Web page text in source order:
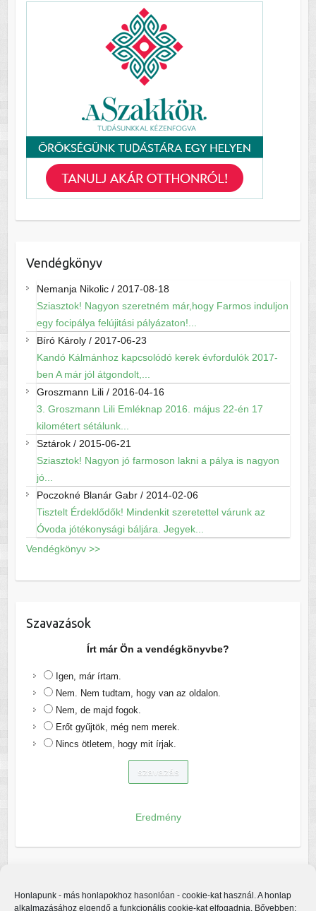
Honlapunk - más honlapokhoz hasonlóan - cookie-kat használ. A honlap
alkalmazásához elgendő a funkcionális cookie-kat elfogadnia. Bővebben:
Vendégkönyv
Nemanja Nikolic/ 2017-08-18
Sziasztok! Nagyon szeretném már,hogy Farmos induljon
egy focipálya felújitási pályázaton!...
Bíró Károly/ 2017-06-23
Kandó Kálmánhoz kapcsolódó kerek évfordulók 2017-
ben A már jól átgondolt,...
Groszmann Lili/ 2016-04-16
3. Groszmann Lili Emléknap 2016. május 22-én 17
kilométert sétálunk...
Sztárok/ 2015-06-21
Sziasztok! Nagyon jó farmoson lakni a pálya is nagyon
jó...
Poczokné Blanár Gabr/ 2014-02-06
Tisztelt Érdeklődők! Mindenkit szeretettel várunk az
Óvoda jótékonysági báljára. Jegyek...
Vendégkönyv >>
Szavazások
Írt már Ön a vendégkönyvbe?
Igen, már írtam.
Nem. Nem tudtam, hogy van az oldalon.
Nem, de majd fogok.
Erőt gyűjtök, még nem merek.
Nincs ötletem, hogy mit írjak.
Eredmény